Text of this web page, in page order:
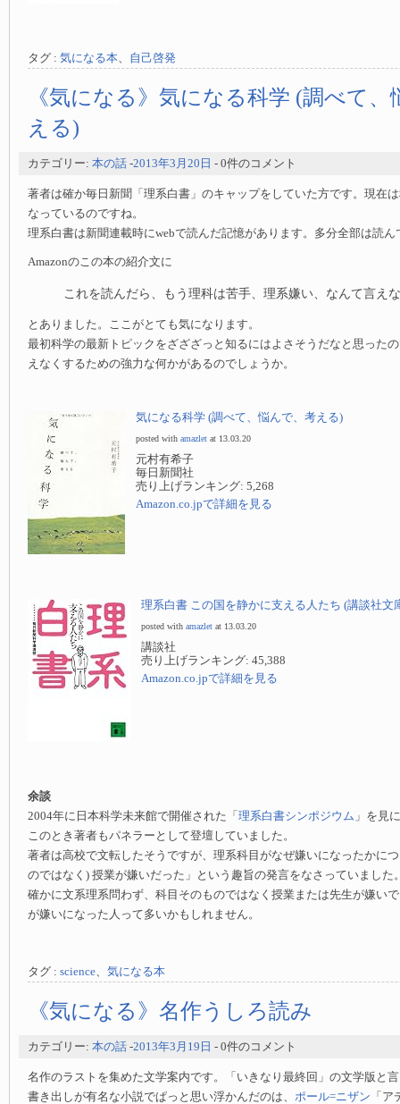
タグ : 気になる本、 自己啓発
《気になる》気になる科学 (調べて、
える)
カテゴリー: 本の話 -2013年3月20日 - 0件のコメント
著者は確か毎日新聞「理系白書」のキャップをしていた方です。現在
なっているのですね。
理系白書は新聞連載時にwebで読んだ記憶があります。多分全部は読ん
Amazonのこの本の紹介文に
これを読んだら、もう理科は苦手、理系嫌い、なんて言え
とありました。ここがとても気になります。
最初科学の最新トピックをざざざっと知るにはよさそうだなと思った
えなくするための強力な何かがあるのでしょうか。
気になる科学 (調べて、悩んで、考える)
posted with amazlet at 13.03.20
元村有希子
毎日新聞社
売り上げランキング: 5,268
Amazon.co.jpで詳細を見る
理系白書 この国を静かに支える人たち (講談社文
posted with amazlet at 13.03.20
講談社
売り上げランキング: 45,388
Amazon.co.jpで詳細を見る
余談
2004年に日本科学未来館で開催された「 理系白書シンポジウム 」を見
このとき著者もパネラーとして登壇していました。
著者は高校で文転したそうですが、理系科目がなぜ嫌いになったかに
のではなく) 授業が嫌いだった」という趣旨の発言をなさっていました
確かに文系理系問わず、科目そのものではなく授業または先生が嫌い
が嫌いになった人って多いかもしれません。
タグ : science、 気になる本
《気になる》名作うしろ読み
カテゴリー: 本の話 -2013年3月19日 - 0件のコメント
名作のラストを集めた文学案内です。「いきなり最終回」の文学版と
書き出しが有名な小説でぱっと思い浮かんだのは、 ポール=ニザン 「